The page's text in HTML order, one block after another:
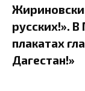
русских!».
плакатах
Дагестан!»